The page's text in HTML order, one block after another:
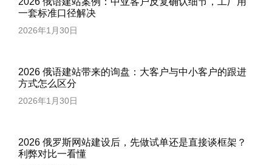
一套标准口径解决
2026年1月30日
2026 俄语建站带来的询盘：大客户与中小客户的跟进
方式怎么区分
2026年1月30日
2026 俄罗斯网站建设后，先做试单还是直接谈框架？
利弊对比一看懂